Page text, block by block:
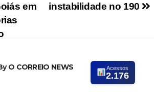
instabilidade no 190
em
O CORREIO NEWS Acessos
2.176